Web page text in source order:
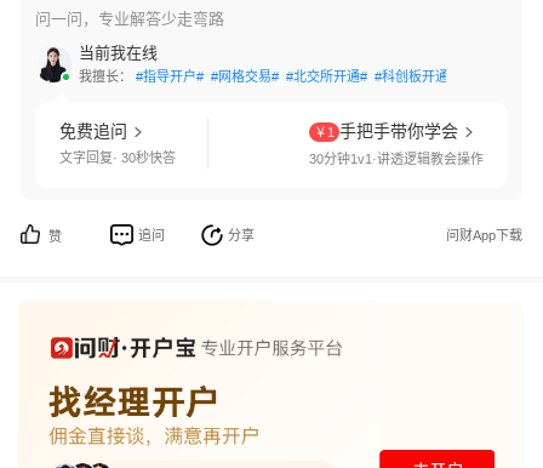
问一问，专业解答少走弯路
当前我在线
我擅长： #指导开户# #网格交易# #北交所开通# #科创板开通#
免费追问
文字回复· 30秒快答
￥1 手把手带你学会
30分钟1v1·讲透逻辑教会操作
赞 追问 分享 问财App下载